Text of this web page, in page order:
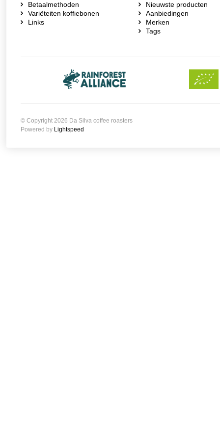
Betaalmethoden
Variëteiten koffiebonen
Links
Nieuwste producten
Aanbiedingen
Merken
Tags
© Copyright 2026 Da Silva coffee roasters
Powered by Lightspeed